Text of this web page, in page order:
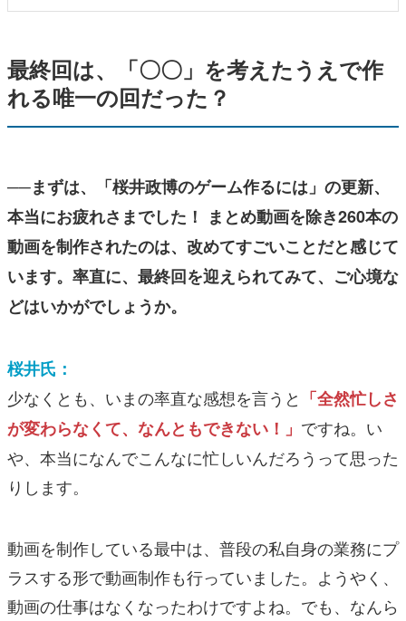
最終回は、「〇〇」を考えたうえで作
れる唯一の回だった？
──まずは、「桜井政博のゲーム作るには」の更新、
本当にお疲れさまでした！ まとめ動画を除き260本の
動画を制作されたのは、改めてすごいことだと感じて
います。率直に、最終回を迎えられてみて、ご心境な
どはいかがでしょうか。
桜井氏：
少なくとも、いまの率直な感想を言うと 「全然忙しさ
が変わらなくて、なんともできない！」 ですね。い
や、本当になんでこんなに忙しいんだろうって思った
りします。
動画を制作している最中は、普段の私自身の業務にプ
ラスする形で動画制作も行っていました。ようやく、
動画の仕事はなくなったわけですよね。でも、なんら